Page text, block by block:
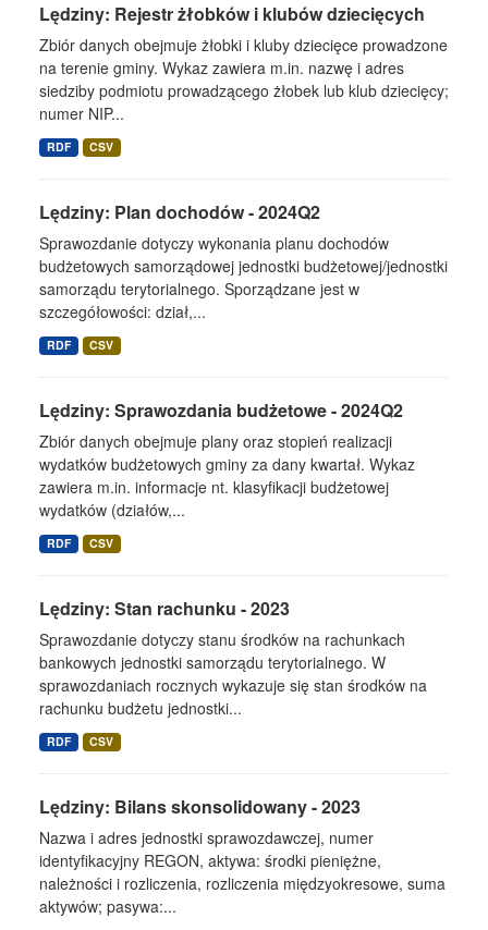
Lędziny: Rejestr żłobków i klubów dziecięcych
Zbiór danych obejmuje żłobki i kluby dziecięce prowadzone
na terenie gminy. Wykaz zawiera m.in. nazwę i adres
siedziby podmiotu prowadzącego żłobek lub klub dziecięcy;
numer NIP...
RDF CSV
Lędziny: Plan dochodów - 2024Q2
Sprawozdanie dotyczy wykonania planu dochodów
budżetowych samorządowej jednostki budżetowej/jednostki
samorządu terytorialnego. Sporządzane jest w
szczegółowości: dział,...
RDF CSV
Lędziny: Sprawozdania budżetowe - 2024Q2
Zbiór danych obejmuje plany oraz stopień realizacji
wydatków budżetowych gminy za dany kwartał. Wykaz
zawiera m.in. informacje nt. klasyfikacji budżetowej
wydatków (działów,...
RDF CSV
Lędziny: Stan rachunku - 2023
Sprawozdanie dotyczy stanu środków na rachunkach
bankowych jednostki samorządu terytorialnego. W
sprawozdaniach rocznych wykazuje się stan środków na
rachunku budżetu jednostki...
RDF CSV
Lędziny: Bilans skonsolidowany - 2023
Nazwa i adres jednostki sprawozdawczej, numer
identyfikacyjny REGON, aktywa: środki pieniężne,
należności i rozliczenia, rozliczenia międzyokresowe, suma
aktywów; pasywa:...